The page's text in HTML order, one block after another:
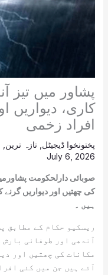
پشاور میں تیز
افراد زخمی
پختونخوا ڈیجیٹل تازہ ترین
July 6, 2026
صوبائی دارلحکومت
ہیں ۔
ریسکیو حکام کے مطابق
آندھی اور طوفانی بارش
مکانات کی چھتیں اور
آئے ہیں جن میں کئی